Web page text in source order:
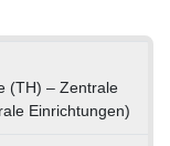
(TH) – Zentrale
Einrichtungen)